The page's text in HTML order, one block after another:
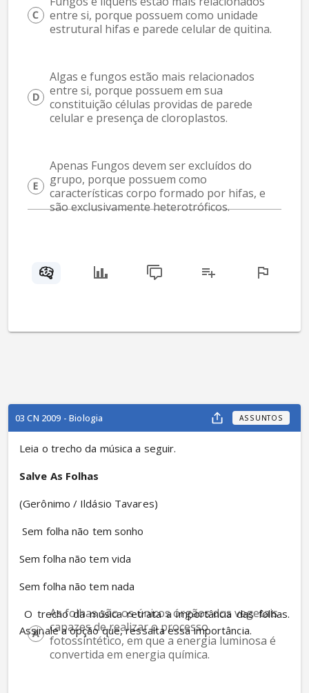
entre si, porque possuem como unidade
estrutural hifas e parede celular de quitina.
Algas e fungos estão mais relacionados
entre si, porque possuem em sua
constituição células providas de parede
celular e presença de cloroplastos.
Apenas Fungos devem ser excluídos do
grupo, porque possuem como
características corpo formado por hifas, e
são exclusivamente heterotróficos.
03 CN 2009 - Biologia ASSUNTOS
Leia o trecho da música a seguir.
Salve As Folhas
(Gerônimo / Ildásio Tavares)
Sem folha não tem sonho
Sem folha não tem vida
Sem folha não tem nada
Assinale a opção que, ressalta essa importância.
As folhas são os únicos órgãos dos vegetais
capazes de realizar o processo
fotossintético, em que a energia luminosa é
convertida em energia química.